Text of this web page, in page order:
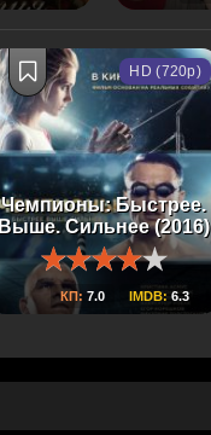
Чемпионы: Быстрее.
Выше. Сильнее (2016)
КП: 7.0 IMDB: 6.3
HD (720p)